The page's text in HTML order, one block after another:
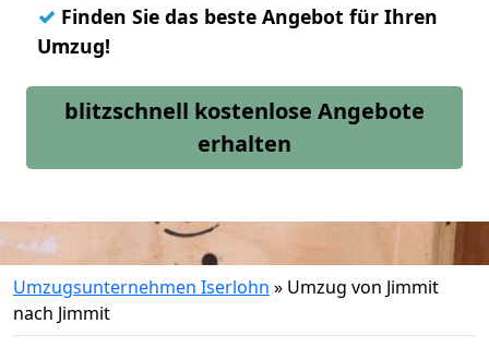
✓ Finden Sie das beste Angebot für Ihren
Umzug!
blitzschnell kostenlose Angebote
erhalten
Umzugsunternehmen Iserlohn » Umzug von Jimmit
nach Jimmit